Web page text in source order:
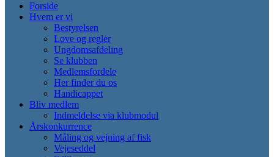
Forside
Hvem er vi
Bestyrelsen
Love og regler
Ungdomsafdeling
Se klubben
Medlemsfordele
Her finder du os
Handicappet
Bliv medlem
Indmeldelse via klubmodul
Årskonkurrence
Måling og vejning af fisk
Vejeseddel